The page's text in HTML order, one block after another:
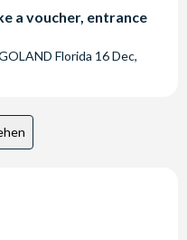
a voucher, entrance
Florida 16 Dec,